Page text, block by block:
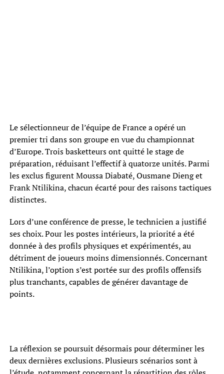
Le sélectionneur de l’équipe de France a opéré un
premier tri dans son groupe en vue du championnat
d’Europe. Trois basketteurs ont quitté le stage de
préparation, réduisant l’effectif à quatorze unités. Parmi
les exclus figurent Moussa Diabaté, Ousmane Dieng et
Frank Ntilikina, chacun écarté pour des raisons tactiques
distinctes.
Lors d’une conférence de presse, le technicien a justifié
ses choix. Pour les postes intérieurs, la priorité a été
donnée à des profils physiques et expérimentés, au
détriment de joueurs moins dimensionnés. Concernant
Ntilikina, l’option s’est portée sur des profils offensifs
plus tranchants, capables de générer davantage de
points.
La réflexion se poursuit désormais pour déterminer les
deux dernières exclusions. Plusieurs scénarios sont à